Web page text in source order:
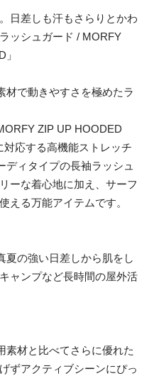
日差しも汗もさらりとかわ
ッシュガード / MORFY
材で動きやすさを極めたラ
ZIP UP HOODED
応する高機能ストレッチ
ィタイプの長袖ラッシュ
ーな着心地に加え、サーフ
える万能アイテムです。
夏の強い日差しから肌をし
ャンプなど長時間の屋外活
素材と比べてさらに優れた
ずアクティブシーンにぴっ